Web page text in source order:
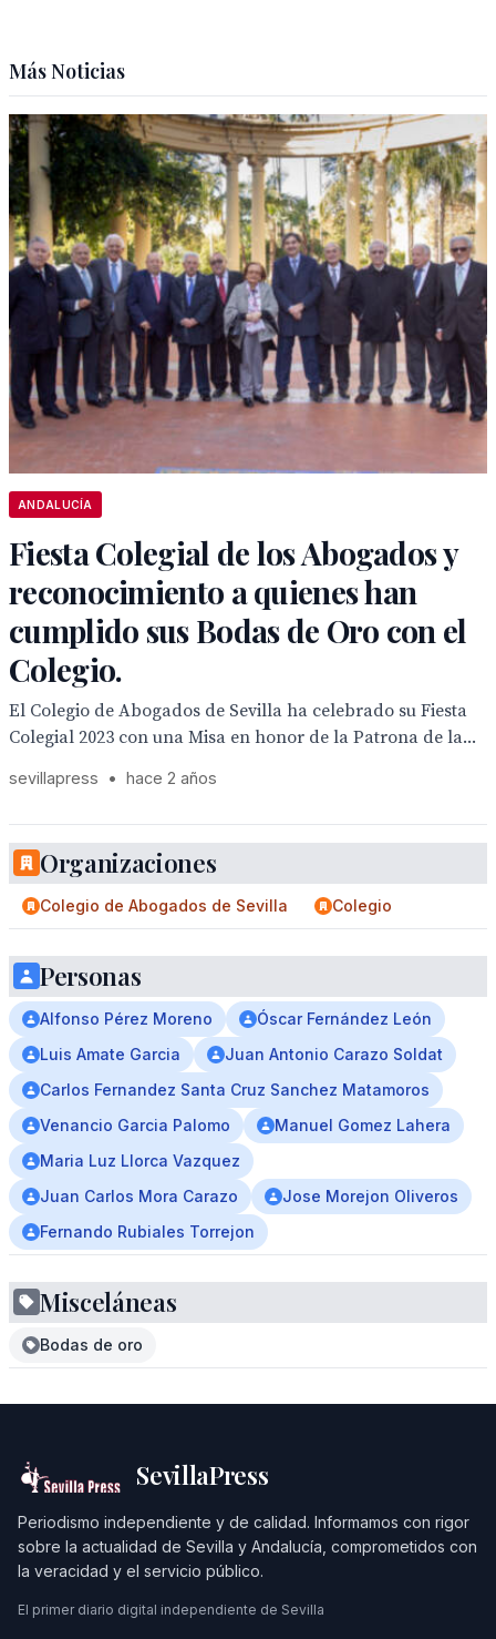
Más Noticias
ANDALUCÍA
Fiesta Colegial de los Abogados y
reconocimiento a quienes han
cumplido sus Bodas de Oro con el
Colegio.
El Colegio de Abogados de Sevilla ha celebrado su Fiesta
Colegial 2023 con una Misa en honor de la Patrona de la...
sevillapress • hace 2 años
Organizaciones
Colegio de Abogados de Sevilla Colegio
Personas
Alfonso Pérez Moreno
Óscar Fernández León
Luis Amate Garcia
Juan Antonio Carazo Soldat
Carlos Fernandez Santa Cruz Sanchez Matamoros
Venancio Garcia Palomo
Manuel Gomez Lahera
Maria Luz Llorca Vazquez
Juan Carlos Mora Carazo
Jose Morejon Oliveros
Fernando Rubiales Torrejon
Misceláneas
Bodas de oro
SevillaPress
Periodismo independiente y de calidad. Informamos con rigor
sobre la actualidad de Sevilla y Andalucía, comprometidos con
la veracidad y el servicio público.
El primer diario digital independiente de Sevilla